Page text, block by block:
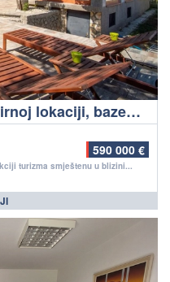
Krk, kuća za odmor na mirnoj lokaciji, bazen, blizina plaže, uhodan najam u sezoni, prodaja!
590 000 €
turizma smještenu u blizini...